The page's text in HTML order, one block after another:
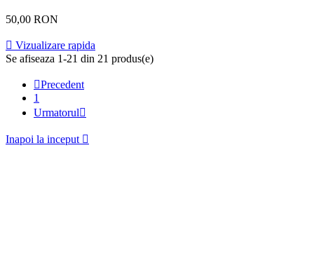
50,00 RON
 Vizualizare rapida
Se afiseaza 1-21 din 21 produs(e)
Precedent
1
Urmatorul
Inapoi la inceput 